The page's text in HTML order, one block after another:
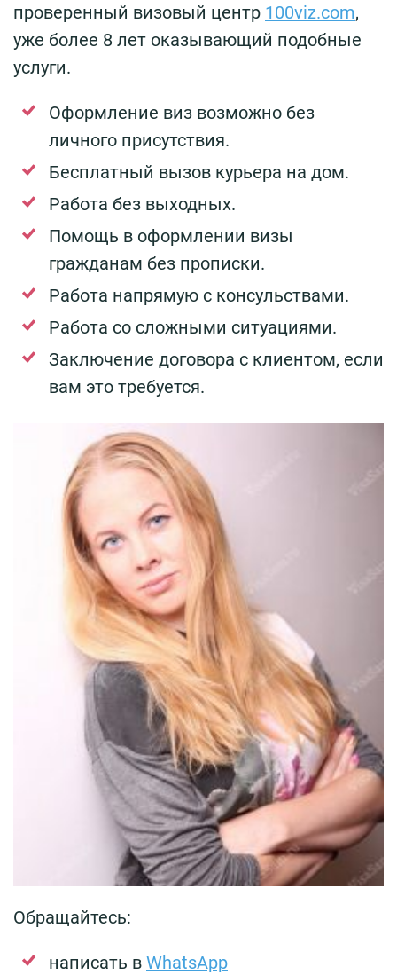
проверенный визовый центр 100viz.com,
уже более 8 лет оказывающий подобные
услуги.
Оформление виз возможно без
личного присутствия.
Бесплатный вызов курьера на дом.
Работа без выходных.
Помощь в оформлении визы
гражданам без прописки.
Работа напрямую с консульствами.
Работа со сложными ситуациями.
Заключение договора с клиентом, если
вам это требуется.
Обращайтесь:
написать в WhatsApp